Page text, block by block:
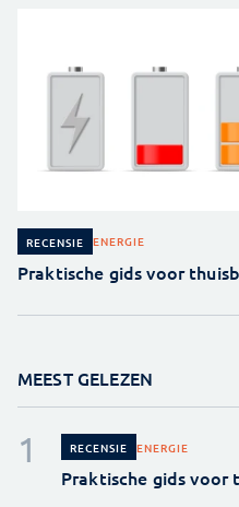
RECENSIE ENERGIE
Praktische gids voor
MEEST GELEZEN
RECENSIE ENERGIE
Praktische gids voor